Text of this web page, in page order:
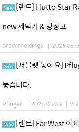
New [렌트] Hutto Star
new 세탁기 & 냉장고
braverholdings |
New [서블렛 놓아요]
놓습니다.
Pfluger | 2026.08.04 |
New [렌트] Far West 아